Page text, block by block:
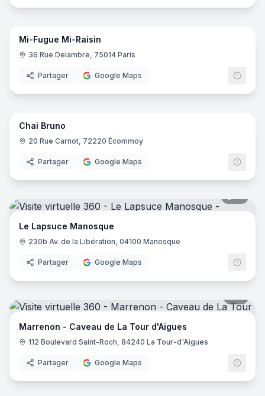
9
Mi-Fugue Mi-Raisin
36 Rue Delambre, 75014 Paris
Partager Google Maps
7
Chai Bruno
20 Rue Carnot, 72220 Écommoy
Partager Google Maps
Le Lapsuce Manosque
230b Av. de la Libération, 04100 Manosque
Partager Google Maps
Marrenon - Caveau de La Tour d'Aigues
112 Boulevard Saint-Roch, 84240 La Tour-d'Aigues
Partager Google Maps